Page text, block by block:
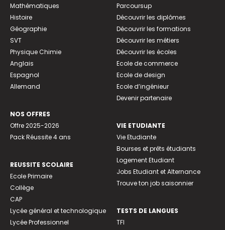
Mathématiques
Histoire
Géographie
SVT
Physique Chimie
Anglais
Espagnol
Allemand
NOS OFFRES
Offre 2025-2026
Pack Réussite 4 ans
REUSSITE SCOLAIRE
Ecole Primaire
Collège
CAP
Lycée général et technologique
Lycée Professionnel
Parcoursup
Découvrir les diplômes
Découvrir les formations
Découvrir les métiers
Découvrir les écoles
Ecole de commerce
Ecole de design
Ecole d’ingénieur
Devenir partenaire
VIE ETUDIANTE
Vie Etudiante
Bourses et prêts étudiants
Logement Etudiant
Jobs Etudiant et Alternance
Trouve ton job saisonnier
TESTS DE LANGUES
TFI